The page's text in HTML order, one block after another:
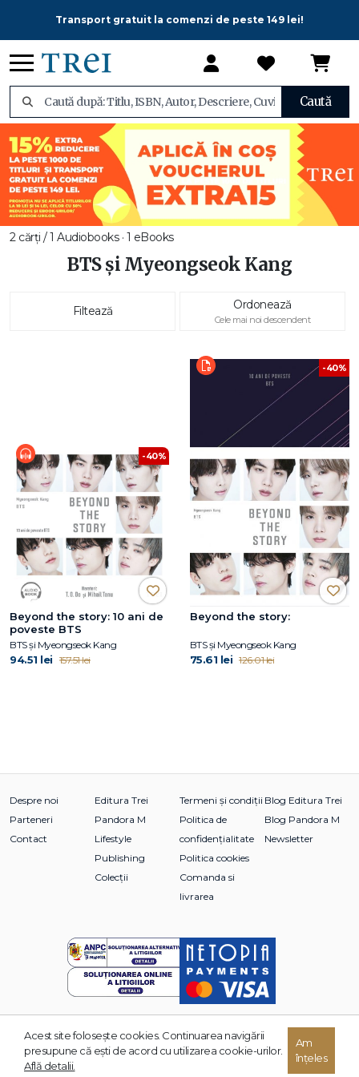
Transport gratuit la comenzi de peste 149 lei!
Caută
2 cărți / 1 Audiobooks · 1 eBooks
BTS și Myeongseok Kang
Filtează Ordonează
Cele mai noi descendent
-40%
Beyond the story: 10 ani de
poveste BTS
BTS și Myeongseok Kang
94.51 lei 157.51 lei
-40%
Beyond the story:
BTS și Myeongseok Kang
75.61 lei 126.01 lei
Despre noi
Parteneri
Contact
Editura Trei
Pandora M
Lifestyle
Publishing
Colecții
Termeni și condiții
Politica de
confidențialitate
Politica cookies
Comanda si
livrarea
Blog Editura Trei
Blog Pandora M
Newsletter
© 2026 Grupul Editorial TREI. Toate drepturile rezervate.
Acest site foloseşte cookies. Continuarea navigării
presupune că eşti de acord cu utilizarea cookie-urilor.
Află detalii.
Am
înțeles